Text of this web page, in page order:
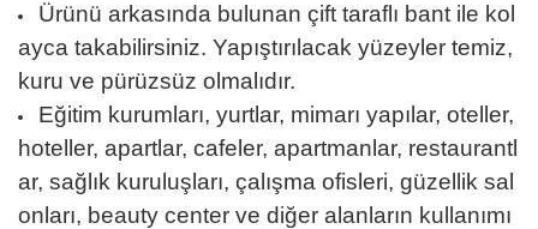
Ürünü arkasında bulunan çift taraflı bant ile kol
ayca takabilirsiniz. Yapıştırılacak yüzeyler temiz,
kuru ve pürüzsüz olmalıdır.
Eğitim kurumları, yurtlar, mimarı yapılar, oteller,
hoteller, apartlar, cafeler, apartmanlar, restaurantl
ar, sağlık kuruluşları, çalışma ofisleri, güzellik sal
onları, beauty center ve diğer alanların kullanımı